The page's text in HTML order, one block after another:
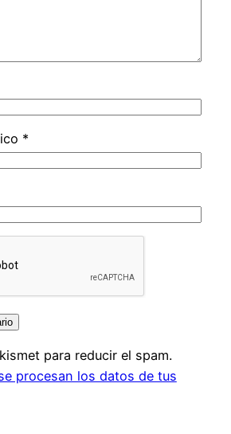
*
para reducir el spam.
procesan los datos de tus